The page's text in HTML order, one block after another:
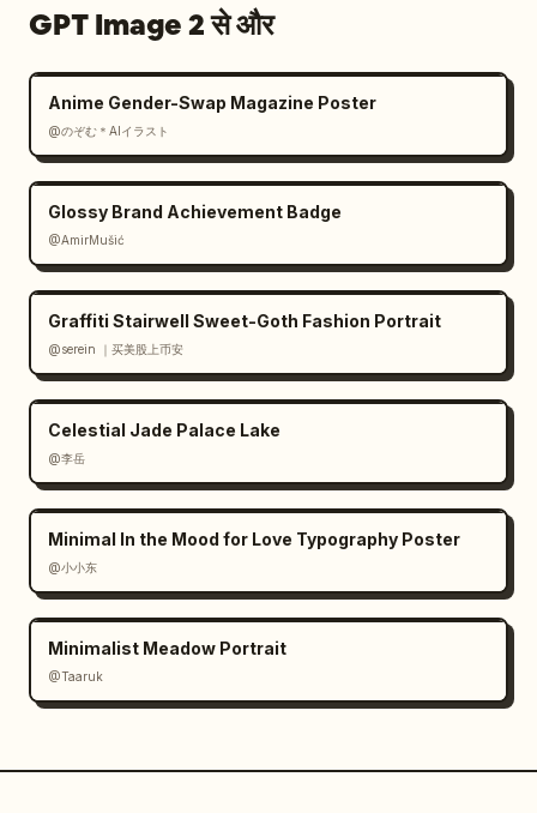
GPT Image 2 से और
Anime Gender-Swap Magazine Poster
@のぞむ＊AIイラスト
Glossy Brand Achievement Badge
@AmirMušić
Graffiti Stairwell Sweet-Goth Fashion Portrait
@serein ｜买美股上币安
Celestial Jade Palace Lake
@李岳
Minimal In the Mood for Love Typography Poster
@小小东
Minimalist Meadow Portrait
@Taaruk